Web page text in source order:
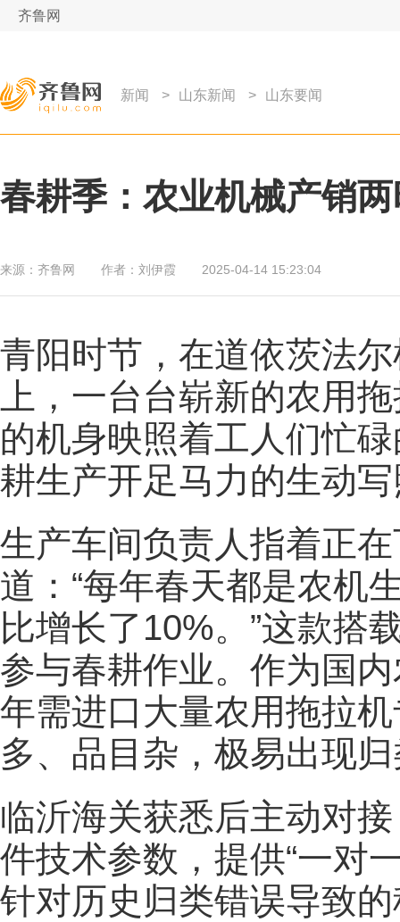
齐鲁网
新闻 > 山东新闻 > 山东要闻
春耕季：农业机械产销
来源： 齐鲁网 作者： 刘伊霞 2025-04-14 15:23:04
青阳时节，在道依茨法
上，一台台崭新的农用
的机身映照着工人们忙
耕生产开足马力的生动
生产车间负责人指着正
道：“每年春天都是农机
比增长了10%。”这款搭
参与春耕作业。作为国
年需进口大量农用拖拉
多、品目杂，极易出现
临沂海关获悉后主动对
件技术参数，提供“一对
针对历史归类错误导致